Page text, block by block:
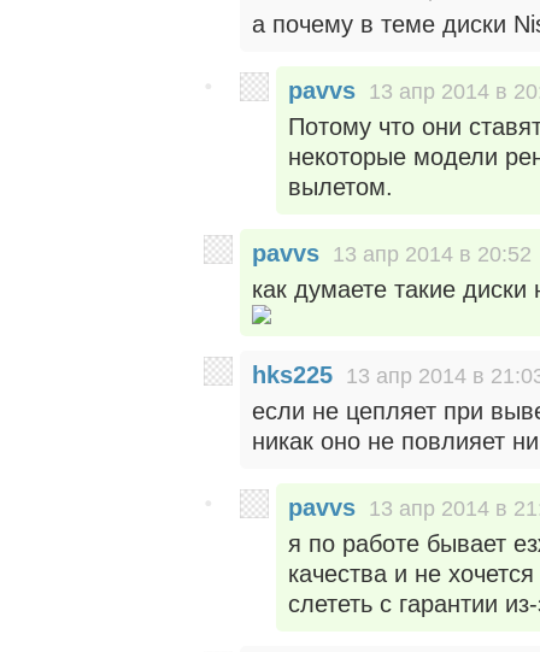
а почему в теме диски
pavvs 13 апр 2014 в
Потому что они
некоторые модели
вылетом.
pavvs 13 апр 2014 в 20:52
как думаете такие
hks225 13 апр 2014 в
если не цепляет при
никак оно не повлияет
pavvs 13 апр 2014 в
я по работе бывает
качества и не
слететь с гарантии